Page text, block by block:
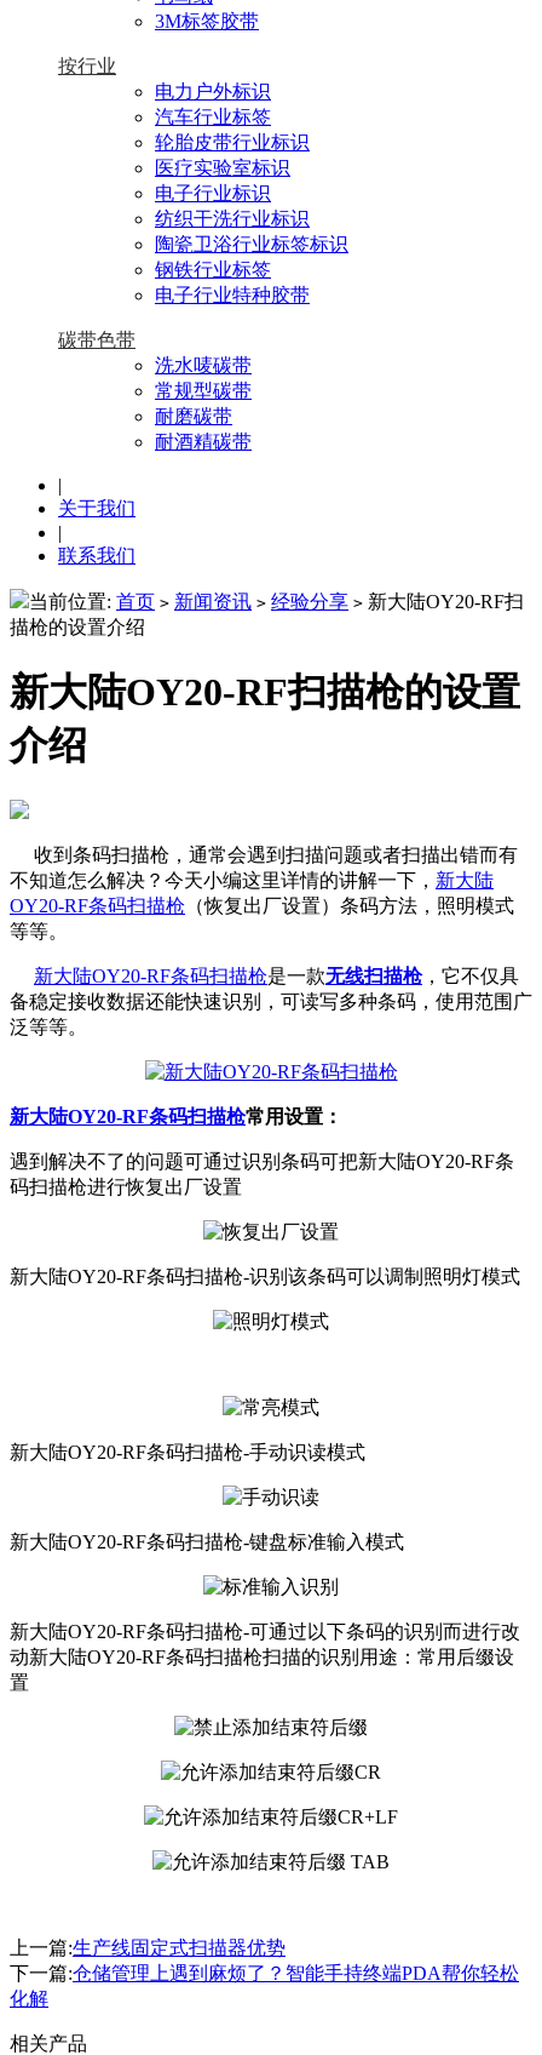
3M标签胶带
按行业
电力户外标识
汽车行业标签
轮胎皮带行业标识
医疗实验室标识
电子行业标识
纺织干洗行业标识
陶瓷卫浴行业标签标识
钢铁行业标签
电子行业特种胶带
碳带色带
洗水唛碳带
常规型碳带
耐磨碳带
耐酒精碳带
|
关于我们
|
联系我们
当前位置: 首页 > 新闻资讯 > 经验分享 > 新大陆OY20-RF扫
描枪的设置介绍
新大陆OY20-RF扫描枪的设置
介绍
收到条码扫描枪，通常会遇到扫描问题或者扫描出错而有
不知道怎么解决？今天小编这里详情的讲解一下， 新大陆
OY20-RF条码扫描枪 （恢复出厂设置）条码方法，照明模式
等等。
新大陆OY20-RF条码扫描枪是一款无线扫描枪，它不仅具
备稳定接收数据还能快速识别，可读写多种条码，使用范围广
泛等等。
新大陆OY20-RF条码扫描枪常用设置：
遇到解决不了的问题可通过识别条码可把新大陆OY20-RF条
码扫描枪进行恢复出厂设置
新大陆OY20-RF条码扫描枪-识别该条码可以调制照明灯模式
新大陆OY20-RF条码扫描枪-手动识读模式
新大陆OY20-RF条码扫描枪-键盘标准输入模式
新大陆OY20-RF条码扫描枪-可通过以下条码的识别而进行改
动新大陆OY20-RF条码扫描枪扫描的识别用途：常用后缀设
置
上一篇:生产线固定式扫描器优势
下一篇:仓储管理上遇到麻烦了？智能手持终端PDA帮你轻松
化解
相关产品